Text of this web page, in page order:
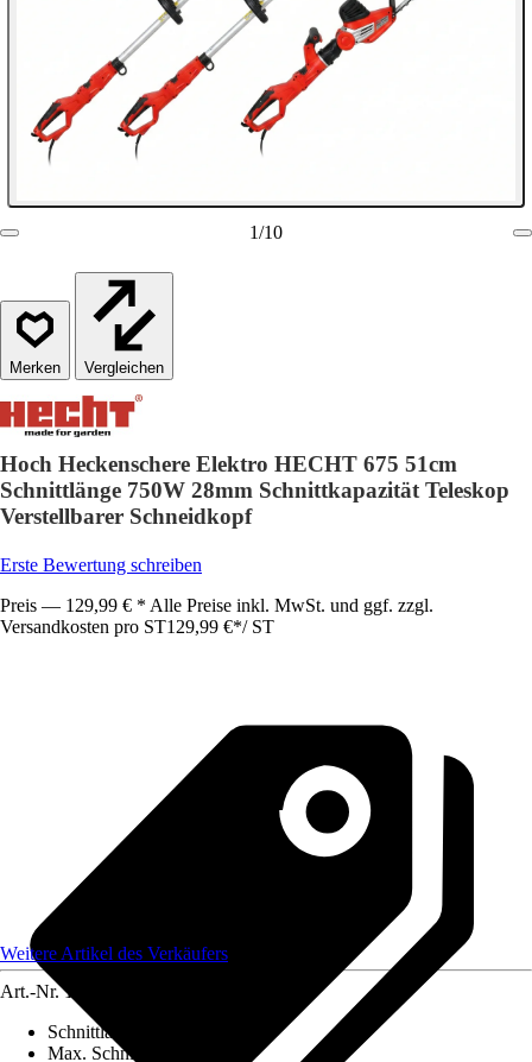
1/10
Vergleichen
Hoch Heckenschere Elektro HECHT 675 51cm
Schnittlänge 750W 28mm Schnittkapazität Teleskop
Verstellbarer Schneidkopf
Erste Bewertung schreiben
Preis — 129,99 € * Alle Preise inkl. MwSt. und ggf. zzgl.
Versandkosten pro ST129,99 €*/ ST
Weitere Artikel des Verkäufers
Art.-Nr. 12614330
Schnittlänge
Max. Schnittstärke